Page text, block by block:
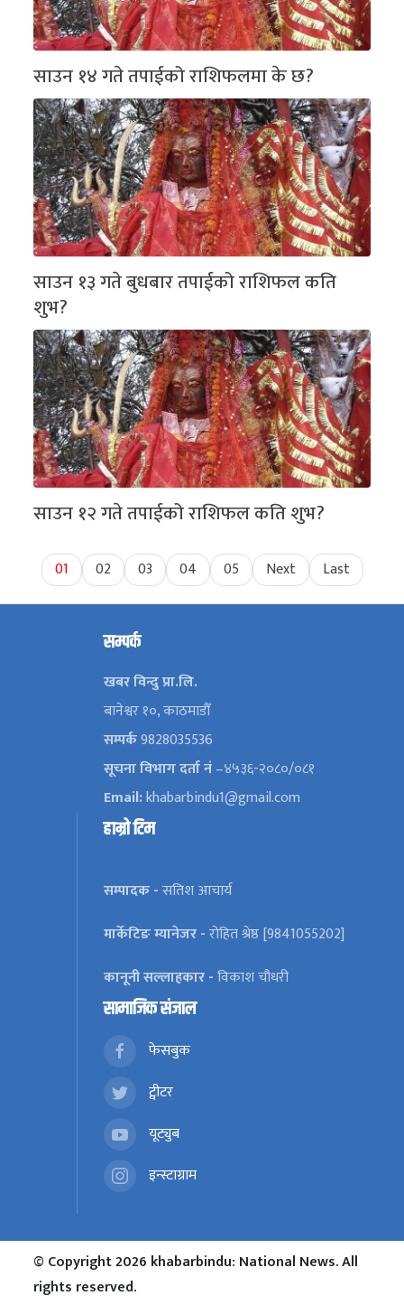
साउन १४ गते तपाईको राशिफलमा के छ?
साउन १३ गते बुधबार तपाईको राशिफल कति
शुभ?
साउन १२ गते तपाईको राशिफल कति शुभ?
01 02 03 04 05 Next Last
सम्पर्क
खबर विन्दु प्रा.लि.
बानेश्वर १०, काठमाडौँ
सम्पर्क9828035536
सूचना विभाग दर्ता नं–४५३६-२०८०/०८१
Email:khabarbindu1@gmail.com
हाम्रो टिम
सम्पादक -सतिश आचार्य
मार्केटिङ म्यानेजर -रोहित श्रेष्ठ [9841055202]
कानूनी सल्लाहकार -विकाश चौधरी
सामाजिक संजाल
फेसबुक
ट्वीटर
यूट्युब
इन्स्टाग्राम
© Copyright 2026 khabarbindu: National News. All
rights reserved.